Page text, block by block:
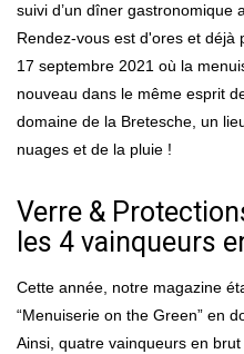
suivi d’un dîner gastronomique
Rendez-vous est d'ores et déjà
17 septembre 2021 où la
nouveau dans le même esprit
domaine de la Bretesche, un
nuages et de la pluie !
Verre &
les 4 vainqueurs
Cette année, notre magazine
“Menuiserie on the Green” en
Ainsi, quatre vainqueurs en